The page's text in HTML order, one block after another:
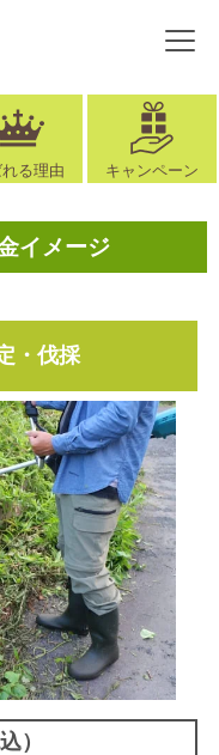
る理由 キャンペーン
イメージ
・伐採
）